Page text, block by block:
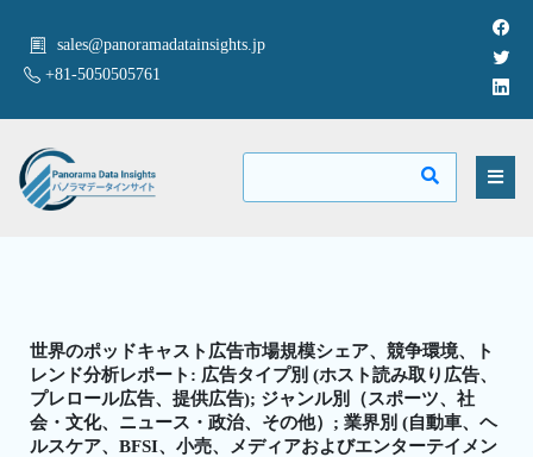
sales@panoramadatainsights.jp
+81-5050505761
世界のポッドキャスト広告市場規模シェア、競争環境、ト
レンド分析レポート: 広告タイプ別 (ホスト読み取り広告、
プレロール広告、提供広告); ジャンル別（スポーツ、社
会・文化、ニュース・政治、その他）; 業界別 (自動車、ヘ
ルスケア、BFSI、小売、メディアおよびエンターテイメン